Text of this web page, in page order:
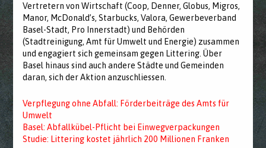
Vertretern von Wirtschaft (Coop, Denner, Globus, Migros,
Manor, McDonald’s, Starbucks, Valora, Gewerbeverband
Basel-Stadt, Pro Innerstadt) und Behörden
(Stadtreinigung, Amt für Umwelt und Energie) zusammen
und engagiert sich gemeinsam gegen Littering. Über
Basel hinaus sind auch andere Städte und Gemeinden
daran, sich der Aktion anzuschliessen.
Verpflegung ohne Abfall: Förderbeiträge des Amts für
Umwelt
Basel: Abfallkübel-Pflicht bei Einwegverpackungen
Studie: Littering kostet jährlich 200 Millionen Franken